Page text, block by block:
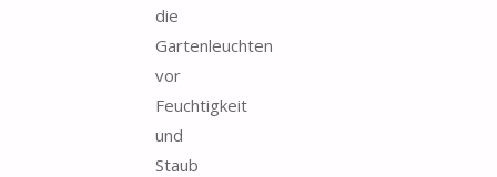
die
Gartenleuchten
vor
Feuchtigkeit
und
Staub